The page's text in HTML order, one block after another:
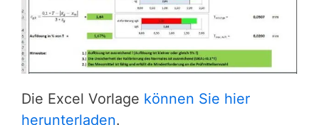
Die Excel Vorlage können Sie hier
herunterladen.